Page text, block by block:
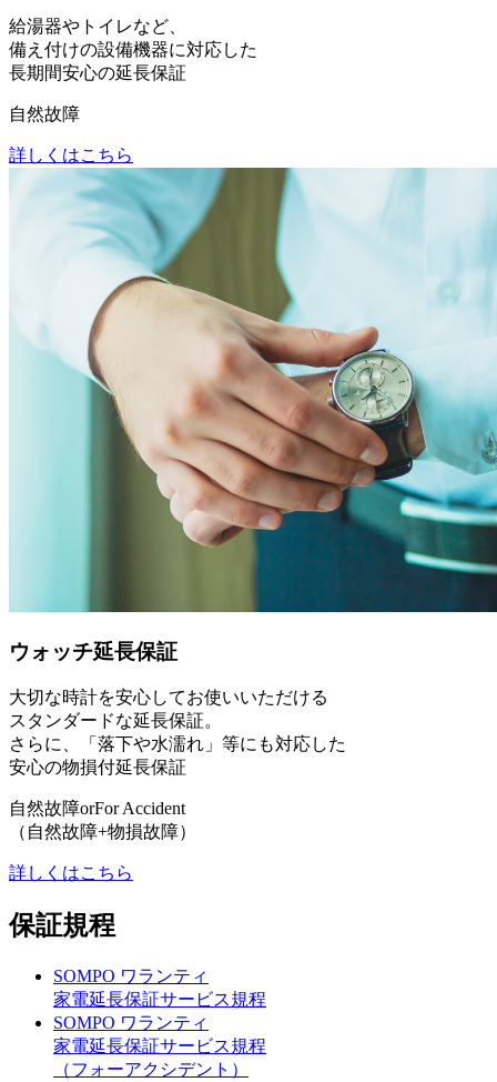
給湯器やトイレなど、
備え付けの設備機器に対応した
長期間安心の延長保証
自然故障
詳しくはこちら
ウォッチ延長保証
大切な時計を安心してお使いいただける
スタンダードな延長保証。
さらに、「落下や水濡れ」等にも対応した
安心の物損付延長保証
自然故障orFor Accident
（自然故障+物損故障）
詳しくはこちら
保証規程
SOMPO ワランティ
家電延長保証サービス規程
SOMPO ワランティ
家電延長保証サービス規程
（フォーアクシデント）